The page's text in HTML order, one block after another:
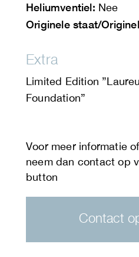
Heliumventiel: Nee
Originele staat/
Extra
Limited Edition
Foundation”
Contact